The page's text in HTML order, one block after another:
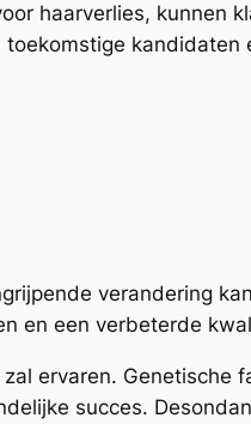
haarverlies, kunnen
verandering
en een verbeterde
ervaren. Genetische
succes.